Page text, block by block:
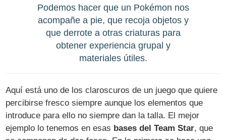
Podemos hacer que un Pokémon nos
acompañe a pie, que recoja objetos y
que derrote a otras criaturas para
obtener experiencia grupal y
materiales útiles.
Aquí está uno de los claroscuros de un juego que quiere
percibirse fresco siempre aunque los elementos que
introduce para ello no siempre dan la talla. El mejor
ejemplo lo tenemos en esas bases del Team Star, que